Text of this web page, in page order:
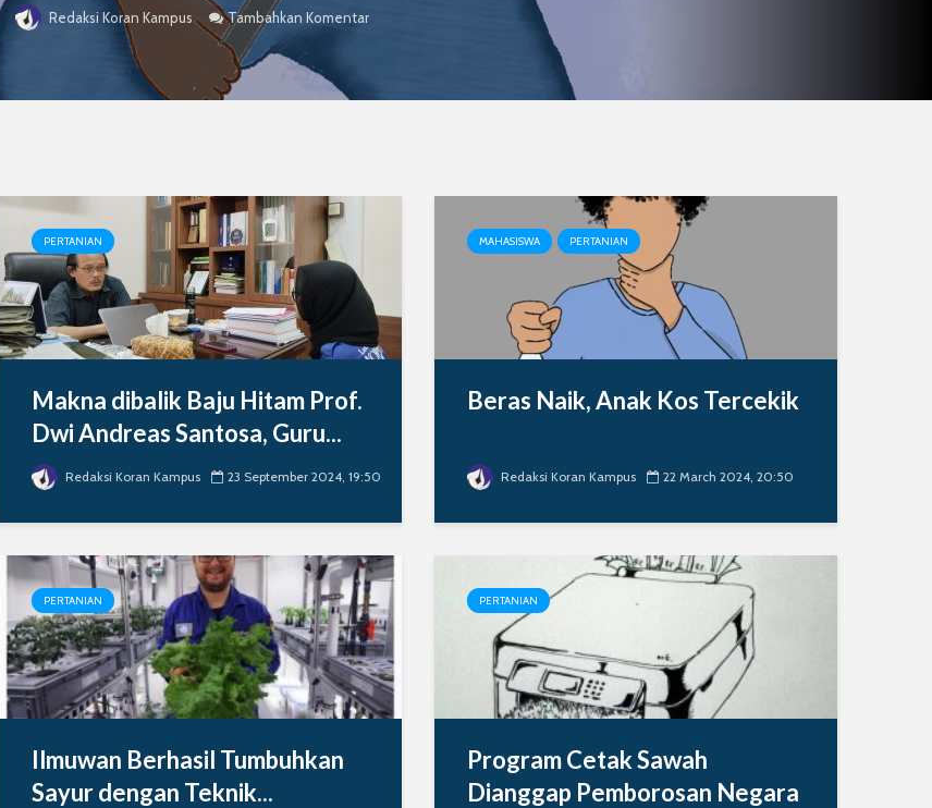
Redaksi Koran Kampus Tambahkan Komentar
PERTANIAN
Makna dibalik Baju Hitam Prof.
Dwi Andreas Santosa, Guru...
Redaksi Koran Kampus 23 September 2024, 19:50
MAHASISWA PERTANIAN
Beras Naik, Anak Kos Tercekik
Redaksi Koran Kampus 22 March 2024, 20:50
PERTANIAN
Ilmuwan Berhasil Tumbuhkan
Sayur dengan Teknik...
PERTANIAN
Program Cetak Sawah
Dianggap Pemborosan Negara